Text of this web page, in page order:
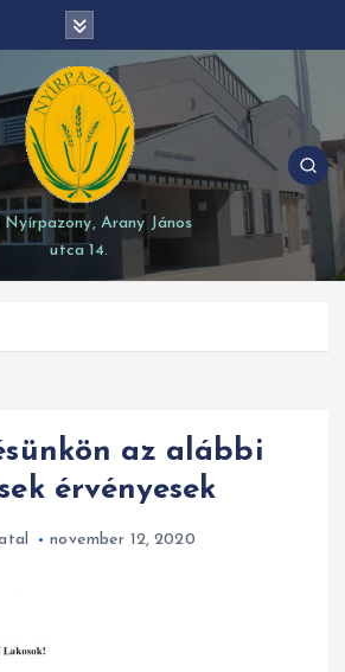
Nyírpazony, Arany János
utca 14.
az alábbi
érvényesek
november 12, 2020
modal-check